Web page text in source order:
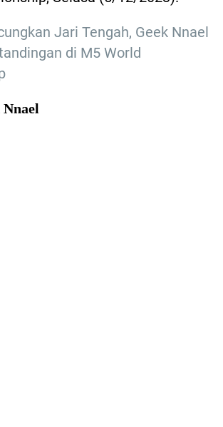
Jari Tengah, Geek Nnael
di M5 World